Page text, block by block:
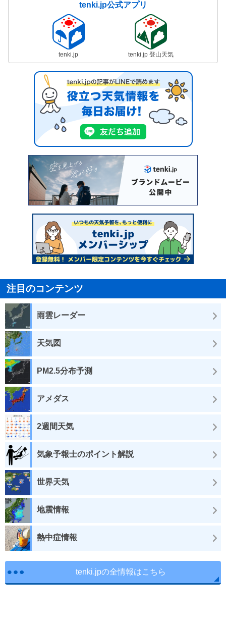
tenki.jp公式アプリ
tenki.jp tenki.jp 登山天気
注目のコンテンツ
雨雲レーダー
天気図
PM2.5分布予測
アメダス
2週間天気
気象予報士のポイント解説
世界天気
地震情報
熱中症情報
tenki.jpの全情報はこちら